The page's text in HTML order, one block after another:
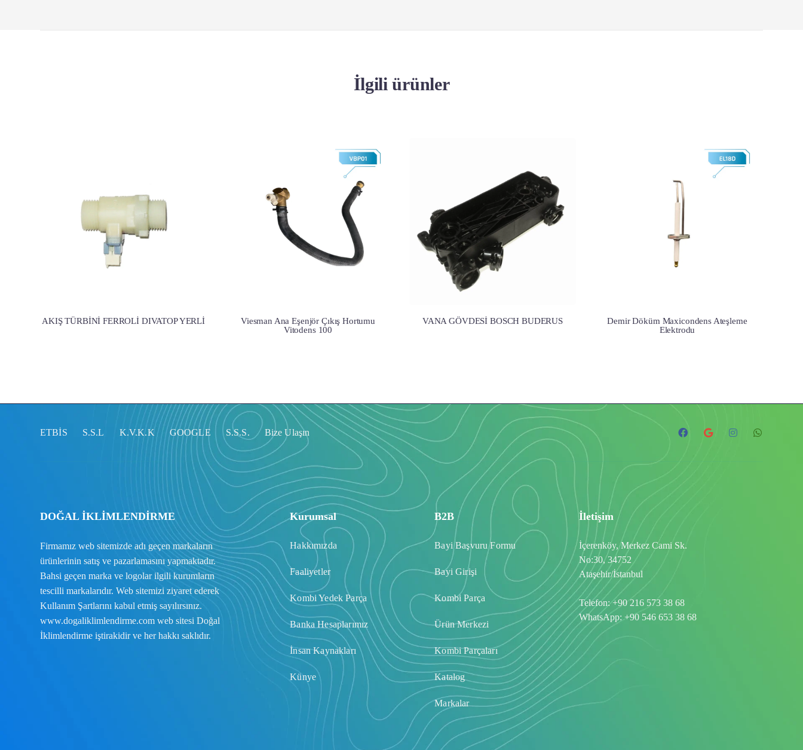
İlgili ürünler
AKIŞ TÜRBİNİ FERROLİ DIVATOP YERLİ
Viesman Ana Eşenjör Çıkış Hortumu
Vitodens 100
VANA GÖVDESİ BOSCH BUDERUS
Demir Döküm Maxicondens Ateşleme
Elektrodu
ETBİS S.S.L K.V.K.K GOOGLE S.S.S. Bize Ulaşın
DOĞAL İKLİMLENDİRME
Firmamız web sitemizde adı geçen markaların
ürünlerinin satış ve pazarlamasını yapmaktadır.
Bahsi geçen marka ve logolar ilgili kurumların
tescilli markalarıdır. Web sitemizi ziyaret ederek
Kullanım Şartlarını kabul etmiş sayılırsınız.
www.dogaliklimlendirme.com web sitesi Doğal
İklimlendirme iştirakidir ve her hakkı saklıdır.
Kurumsal
Hakkımızda
Faaliyetler
Kombi Yedek Parça
Banka Hesaplarımız
İnsan Kaynakları
Künye
B2B
Bayi Başvuru Formu
Bayi Girişi
Kombi Parça
Ürün Merkezi
Kombi Parçaları
Katalog
Markalar
İletişim
İçerenköy, Merkez Cami Sk.
No:30, 34752
Ataşehir/İstanbul
Telefon:+90 216 573 38 68
WhatsApp:+90 546 653 38 68